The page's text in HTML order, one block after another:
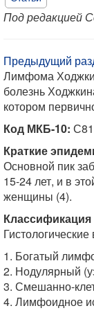
Под редакцией
Предыдущий
Лимфома
болезнь
котором
Код МКБ-10: С81
Краткие
Основной пик
15-24 лет, и в
женщины (4).
Классификация
1. Богатый
2. Нодулярный
3. Смешанно-
4. Лимфоидное